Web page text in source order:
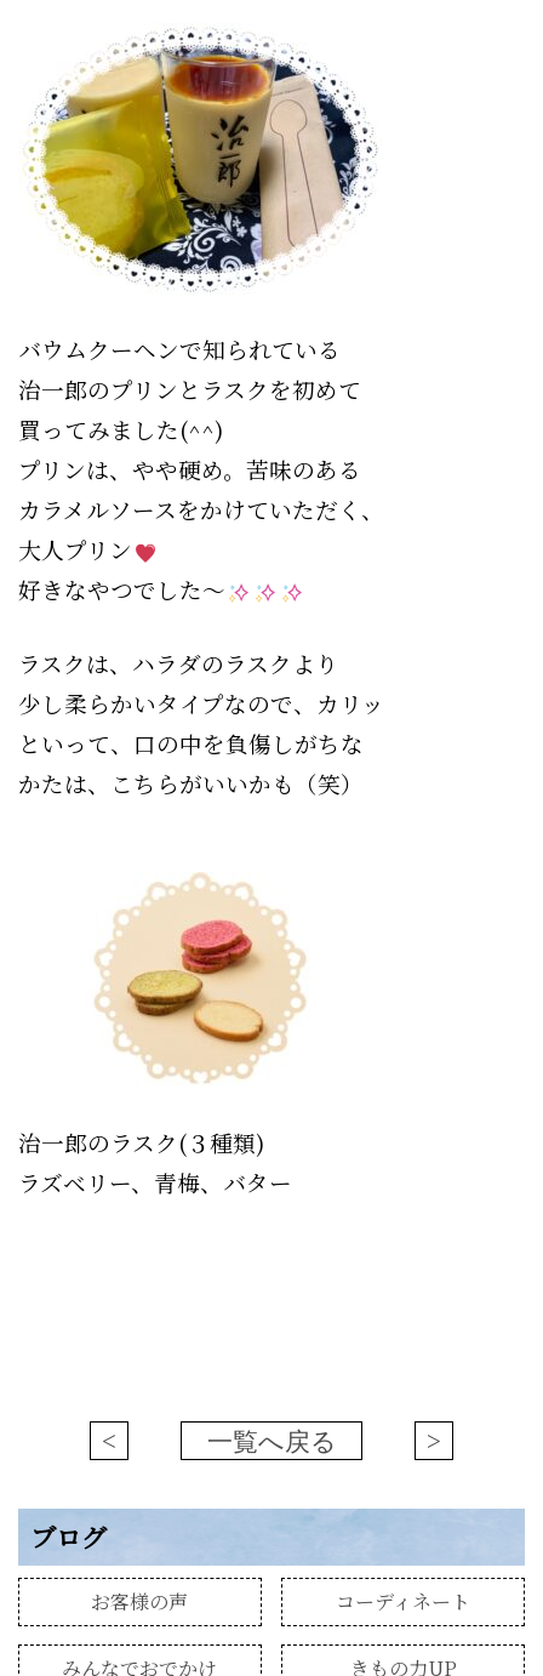
バウムクーヘンで知られている
治一郎のプリンとラスクを初めて
買ってみました(^^)
プリンは、やや硬め。苦味のある
カラメルソースをかけていただく、
大人プリン
好きなやつでした〜
ラスクは、ハラダのラスクより
少し柔らかいタイプなので、カリッ
といって、口の中を負傷しがちな
かたは、こちらがいいかも（笑）
治一郎のラスク(３種類)
ラズベリー、青梅、バター
< 一覧へ戻る >
ブログ
お客様の声 コーディネート
みんなでおでかけ きもの力UP